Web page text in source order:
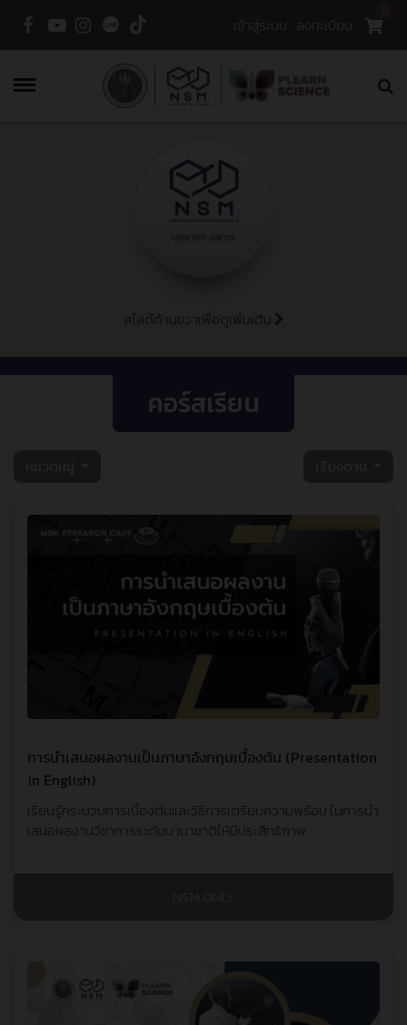
เข้าสู่ระบบ ลงทะเบียน
Menu
สไลด์ด้านขวาเพื่อดูเพิ่มเติม
คอร์สเรียน
การนำเสนอผลงานเป็นภาษาอังกฤษเบื้องต้น (Presentation
in English)
เรียนรู้กระบวนการเบื้องต้นและวิธีการเตรียมความพร้อม ในการนำ
เสนอผลงานวิชาการระดับนานาชาติให้มีประสิทธิภาพ